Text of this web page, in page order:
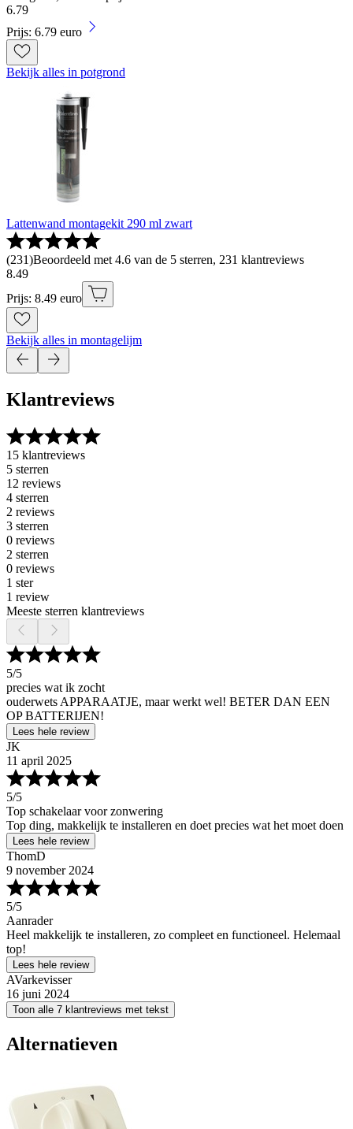
6.79
Prijs: 6.79 euro
Bekijk alles in potgrond
Lattenwand montagekit 290 ml zwart
(231)Beoordeeld met 4.6 van de 5 sterren, 231 klantreviews
8.49
Prijs: 8.49 euro
Bekijk alles in montagelijm
Klantreviews
15 klantreviews
5 sterren
12 reviews
4 sterren
2 reviews
3 sterren
0 reviews
2 sterren
0 reviews
1 ster
1 review
Meeste sterren klantreviews
5/5
precies wat ik zocht
ouderwets APPARAATJE, maar werkt wel! BETER DAN EEN
OP BATTERIJEN!
Lees hele review
JK
11 april 2025
5/5
Top schakelaar voor zonwering
Top ding, makkelijk te installeren en doet precies wat het moet doen
Lees hele review
ThomD
9 november 2024
5/5
Aanrader
Heel makkelijk te installeren, zo compleet en functioneel. Helemaal
top!
Lees hele review
AVarkevisser
16 juni 2024
Toon alle 7 klantreviews met tekst
Alternatieven